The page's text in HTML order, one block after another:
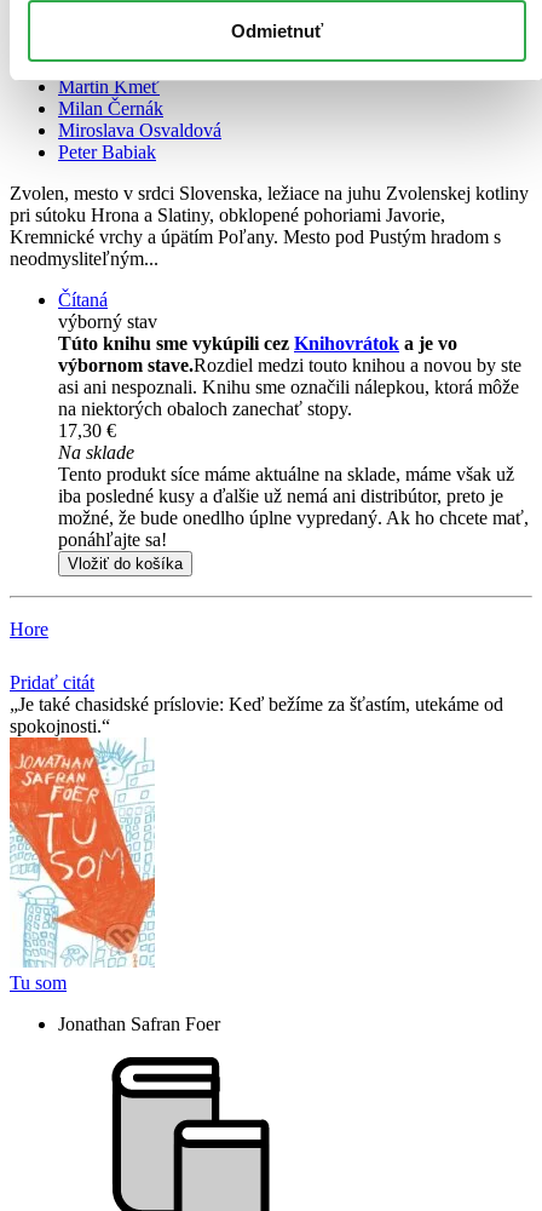
Odmietnuť
Martin Kmeť
Milan Černák
Miroslava Osvaldová
Peter Babiak
Zvolen, mesto v srdci Slovenska, ležiace na juhu Zvolenskej kotliny
pri sútoku Hrona a Slatiny, obklopené pohoriami Javorie,
Kremnické vrchy a úpätím Poľany. Mesto pod Pustým hradom s
neodmysliteľným...
Čítaná
výborný stav
Túto knihu sme vykúpili cez Knihovrátok a je vo
výbornom stave.Rozdiel medzi touto knihou a novou by ste
asi ani nespoznali. Knihu sme označili nálepkou, ktorá môže
na niektorých obaloch zanechať stopy.
17,30 €
Na sklade
Tento produkt síce máme aktuálne na sklade, máme však už
iba posledné kusy a ďalšie už nemá ani distribútor, preto je
možné, že bude onedlho úplne vypredaný. Ak ho chcete mať,
ponáhľajte sa!
Vložiť do košíka
Hore
Pridať citát
Je také chasidské príslovie: Keď bežíme za šťastím, utekáme od
spokojnosti.
Tu som
Jonathan Safran Foer